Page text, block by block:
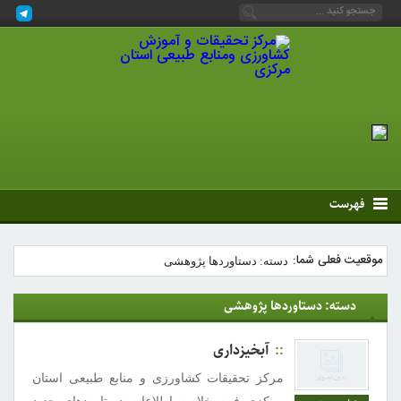
فهرست
موقعیت فعلی شما: دسته: دستاوردها پژوهشی
دسته: دستاوردها پژوهشی
آبخیزداری
مرکز تحقیقات کشاورزی و منابع طبیعی استان